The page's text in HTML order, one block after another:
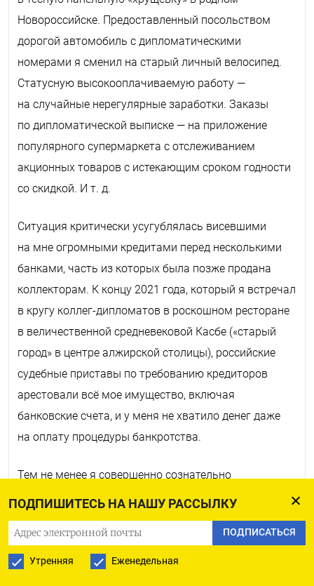
ПОДПИШИТЕСЬ НА НАШУ РАССЫЛКУ
ПОДПИСАТЬСЯ
Утренняя Еженедельная
Новороссийске. Предоставленный посольством
дорогой автомобиль с дипломатическими
номерами я сменил на старый личный велосипед.
Статусную высокооплачиваемую работу —
на случайные нерегулярные заработки. Заказы
по дипломатической выписке — на приложение
популярного супермаркета с отслеживанием
акционных товаров с истекающим сроком годности
со скидкой. И т. д.
Ситуация критически усугублялась висевшими
на мне огромными кредитами перед несколькими
банками, часть из которых была позже продана
коллекторам. К концу 2021 года, который я встречал
в кругу коллег-дипломатов в роскошном ресторане
в величественной средневековой Касбе («старый
город» в центре алжирской столицы), российские
судебные приставы по требованию кредиторов
арестовали всё мое имущество, включая
банковские счета, и у меня не хватило денег даже
на оплату процедуры банкротства.
Тем не менее я совершенно сознательно
и добровольно заплатил эту цену за отказ
Владимира Путина. За то, чтобы в дальнейшем —
в частности, 24 февраля 2022 г. — не числиться